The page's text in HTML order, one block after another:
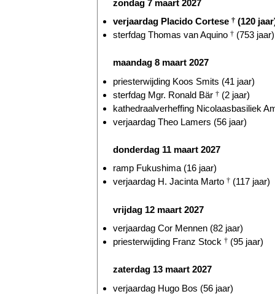
zondag 7 maart 2027
verjaardag Placido Cortese † (120
sterfdag Thomas van Aquino † (753 jaar)
maandag 8 maart 2027
priesterwijding Koos Smits (41 jaar)
sterfdag Mgr. Ronald Bär † (2 jaar)
kathedraalverheffing Nicolaasbasiliek
verjaardag Theo Lamers (56 jaar)
donderdag 11 maart 2027
ramp Fukushima (16 jaar)
verjaardag H. Jacinta Marto † (117 jaar)
vrijdag 12 maart 2027
verjaardag Cor Mennen (82 jaar)
priesterwijding Franz Stock † (95 jaar)
zaterdag 13 maart 2027
verjaardag Hugo Bos (56 jaar)